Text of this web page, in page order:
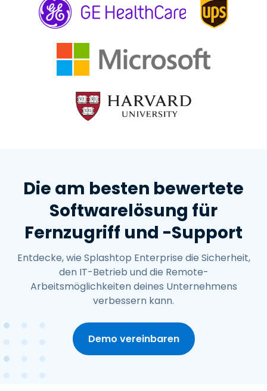
Die am besten bewertete
Softwarelösung für
Fernzugriff und -Support
Entdecke, wie Splashtop Enterprise die Sicherheit,
den IT-Betrieb und die Remote-
Arbeitsmöglichkeiten deines Unternehmens
verbessern kann.
Demo vereinbaren